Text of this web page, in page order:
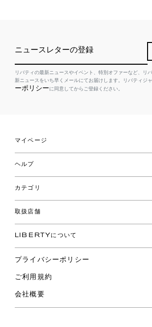
ニュースレターの登録
リバティの最新ニュースやイベント、特別オファーなど、リ
新ニュースをいち早くメールにてお届けします。リバティジ
ーポリシーに同意してからご登録ください。
マイページ
ロイヤリティプログラム
パスワード再設定
ショッピングバッグ
ヘルプ
お問い合わせ
よくあるご質問
ご利用ガイド
カテゴリ
コレクション
ファブリックス
バッグ
スカーフ
ウェア
ライフスタイル
スペシャル
取扱店舗
リバティ・ファブリックス
LIBERTYについて
プライバシーポリシー
ご利用規約
会社概要